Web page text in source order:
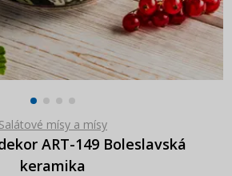
Salátové mísy a mísy
ART-149 Boleslavská
keramika